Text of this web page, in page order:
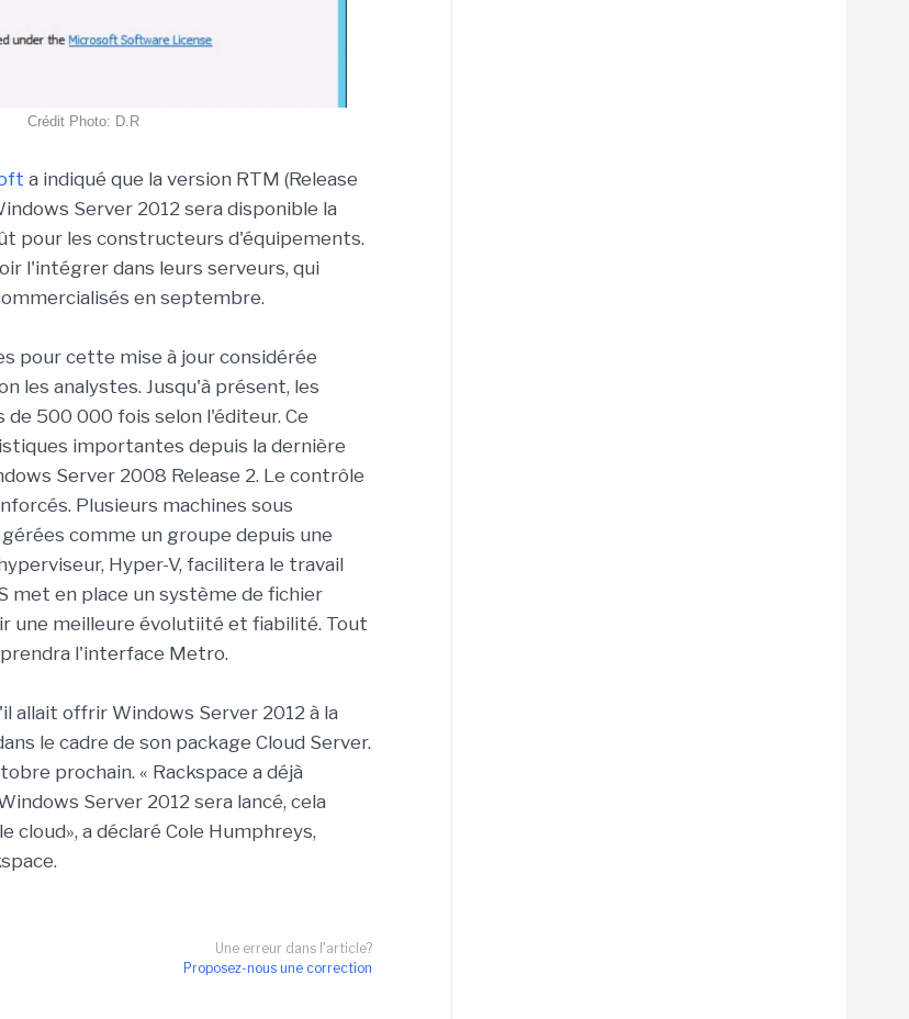
Crédit Photo: D.R
a indiqué que la version RTM (Release
Server 2012 sera disponible la
pour les constructeurs d'équipements.
l'intégrer dans leurs serveurs, qui
en septembre.
pour cette mise à jour considérée
les analystes. Jusqu'à présent, les
500 000 fois selon l'éditeur. Ce
importantes depuis la dernière
Server 2008 Release 2. Le contrôle
Plusieurs machines sous
comme un groupe depuis une
Hyper-V, facilitera le travail
met en place un système de fichier
une meilleure évolutiité et fiabilité. Tout
l'interface Metro.
allait offrir Windows Server 2012 à la
le cadre de son package Cloud Server.
prochain. « Rackspace a déjà
Server 2012 sera lancé, cela
cloud», a déclaré Cole Humphreys,
Une erreur dans l'article?
Proposez-nous une correction